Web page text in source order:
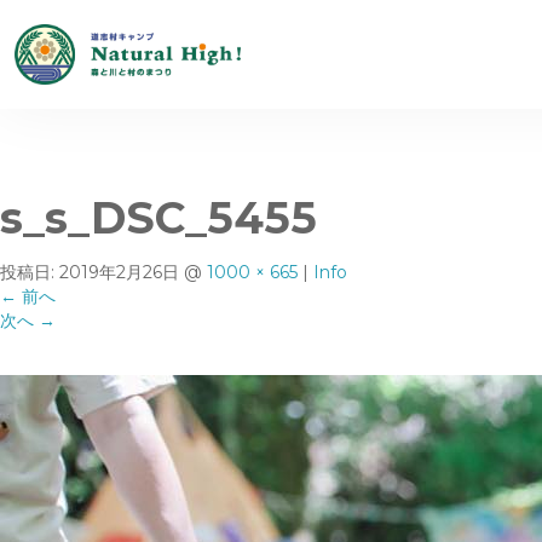
s_s_DSC_5455
投稿日: 2019年2月26日 @ 1000 × 665 | Info
← 前へ
次へ →